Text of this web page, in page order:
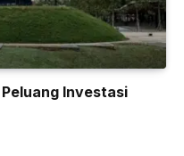
Investasi